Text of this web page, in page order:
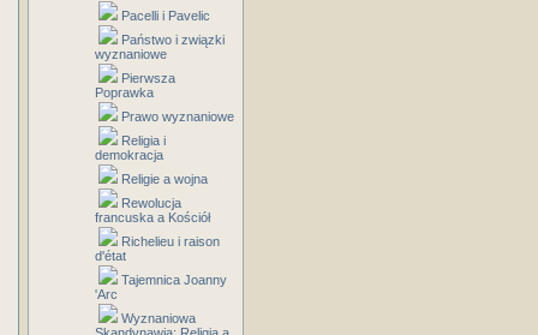
Pacelli i Pavelic
Państwo i związki
wyznaniowe
Pierwsza
Poprawka
Prawo wyznaniowe
Religia i
demokracja
Religie a wojna
Rewolucja
francuska a Kościół
Richelieu i raison
d'état
Tajemnica Joanny
'Arc
Wyznaniowa